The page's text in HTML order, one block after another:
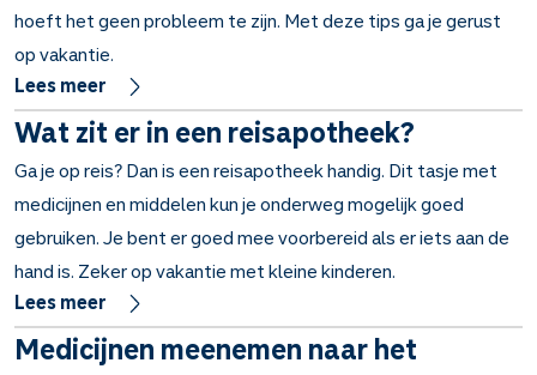
hoeft het geen probleem te zijn. Met deze tips ga je gerust
op vakantie.
Lees meer
Wat zit er in een reisapotheek?
Ga je op reis? Dan is een reisapotheek handig. Dit tasje met
medicijnen en middelen kun je onderweg mogelijk goed
gebruiken. Je bent er goed mee voorbereid als er iets aan de
hand is. Zeker op vakantie met kleine kinderen.
Lees meer
Medicijnen meenemen naar het